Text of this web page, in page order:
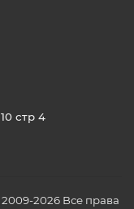
стр 4
2026 Все права